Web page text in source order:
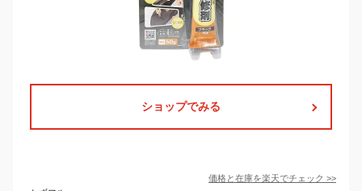
ショップでみる
価格と在庫を楽天でチェック >>